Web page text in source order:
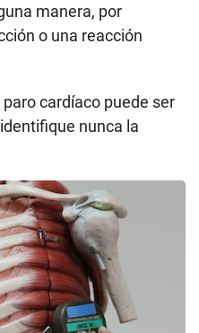
manera, por
o una reacción
cardíaco puede ser
nunca la